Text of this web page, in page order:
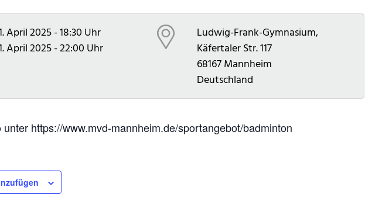
April 2025 - 18:30 Uhr
April 2025 - 22:00 Uhr
Ludwig-Frank-Gymnasium,
Käfertaler Str. 117
68167 Mannheim
Deutschland
https://www.mvd-mannheim.de/sportangebot/badminton